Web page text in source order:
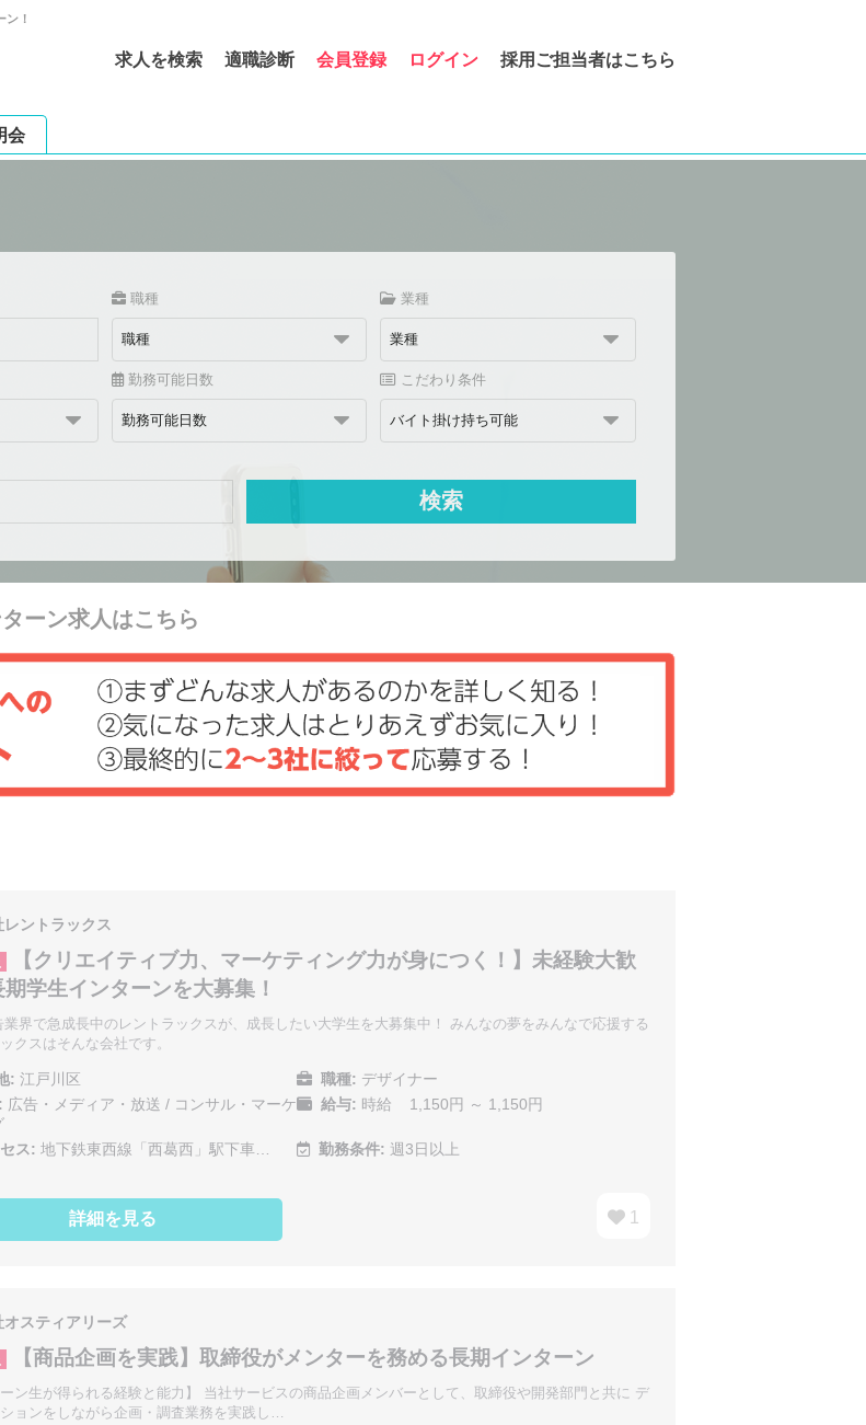
ン！
求人を検索 適職診断 会員登録 ログイン 採用ご担当者はこちら
会
職種 業種
勤務可能日数 こだわり条件
ーン求人はこちら
ントラックス
【クリエイティブ力、マーケティング力が身につく！】未経験大歓
学生インターンを大募集！
業界で急成長中のレントラックスが、成長したい大学生を大募集中！ みんなの夢をみんなで応援する
クスはそんな会社です。
: 江戸川区 職種: デザイナー
広告・メディア・放送 / コンサル・マーケ
給与: 時給 1,150円 ～ 1,150円
ス: 地下鉄東西線「西葛西」駅下車… 勤務条件: 週3日以上
詳細を見る 1
オスティアリーズ
【商品企画を実践】取締役がメンターを務める長期インターン
ーン生が得られる経験と能力】 当社サービスの商品企画メンバーとして、取締役や開発部門と共に デ
ョンをしながら企画・調査業務を実践し…